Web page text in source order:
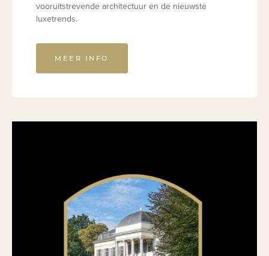
vooruitstrevende architectuur en de nieuwste
luxetrends.
MEER INFO